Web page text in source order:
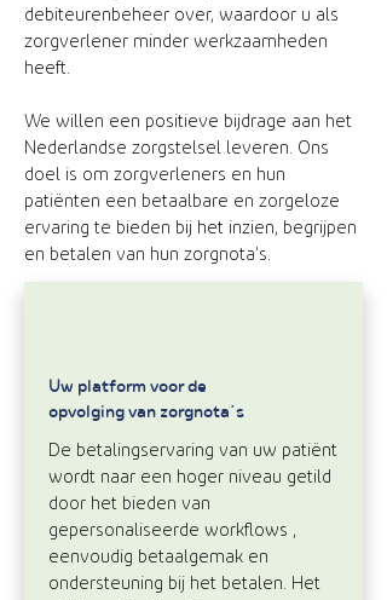
debiteurenbeheer over, waardoor u als
zorgverlener minder werkzaamheden
heeft.
We willen een positieve bijdrage aan het
Nederlandse zorgstelsel leveren. Ons
doel is om zorgverleners en hun
patiënten een betaalbare en zorgeloze
ervaring te bieden bij het inzien, begrijpen
en betalen van hun zorgnota’s.
Uw platform voor de
opvolging van zorgnota’s
De betalingservaring van uw patiënt
wordt naar een hoger niveau getild
door het bieden van
gepersonaliseerde workflows ,
eenvoudig betaalgemak en
ondersteuning bij het betalen. Het